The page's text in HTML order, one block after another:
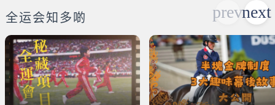
全运会知多啲